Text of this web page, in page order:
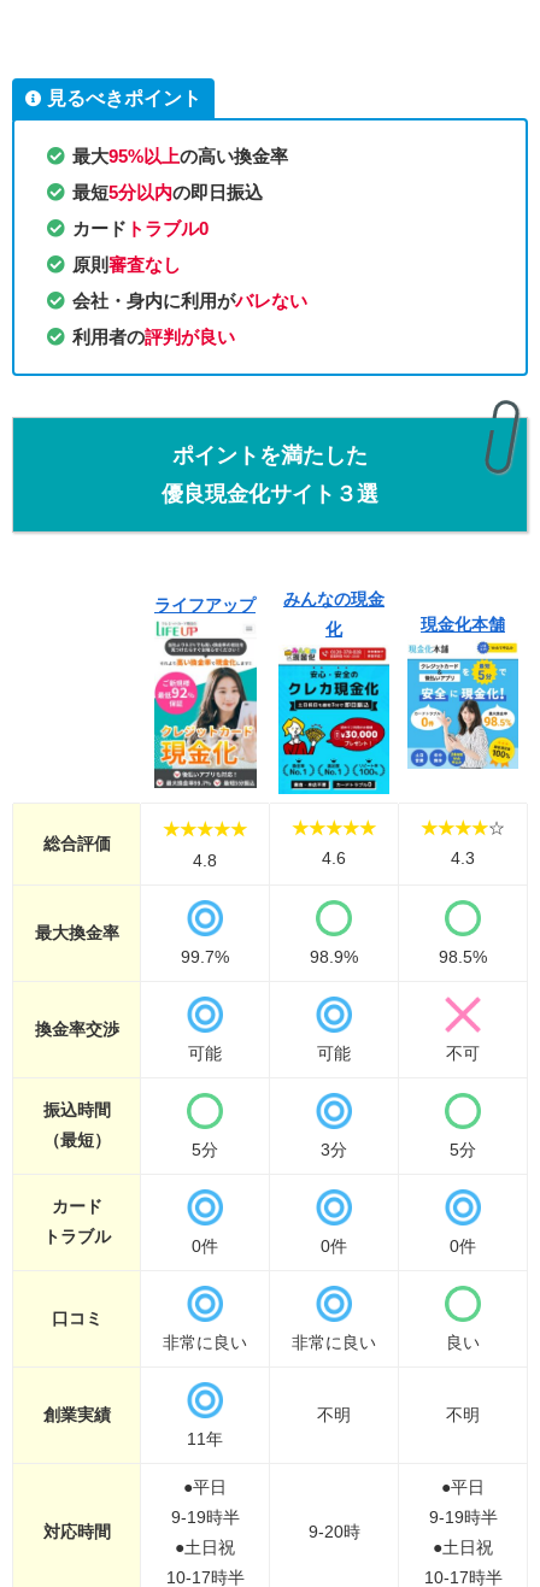
見るべきポイント
最大95%以上の高い換金率
最短5分以内の即日振込
カード トラブル0
原則審査なし
会社・身内に利用がバレない
利用者の評判が良い
ポイントを満たした
優良現金化サイト３選
ライフアップ
みんなの現金
化
現金化本舗
総合評価
★★★★★
4.8
★★★★★
4.6
★★★★☆
4.3
最大換金率
99.7%
98.9% 98.5%
換金率交渉
可能
可能 不可
振込時間
（最短）
5分 3分 5分
カード
トラブル
0件 0件 0件
口コミ
非常に良い
非常に良い 良い
創業実績
11年
不明 不明
対応時間
●平日
9-19時半
●土日祝
10-17時半
9-20時
●平日
9-19時半
●土日祝
10-17時半